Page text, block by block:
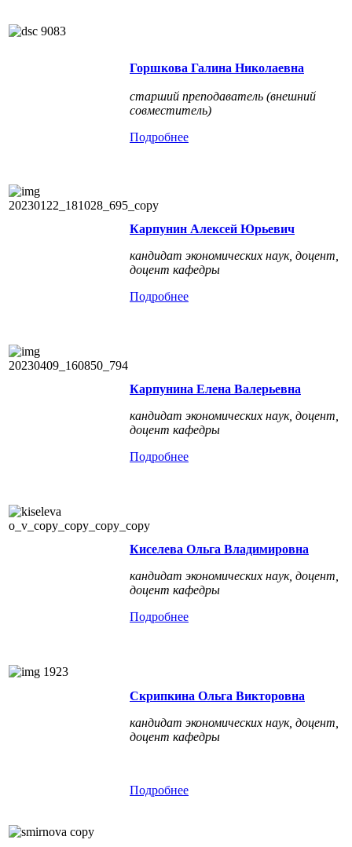
Горшкова Галина Николаевна
старший преподаватель (внешний
совместитель)
Подробнее
Карпунин Алексей Юрьевич
кандидат экономических наук, доцент,
доцент кафедры
Подробнее
Карпунина Елена Валерьевна
кандидат экономических наук, доцент,
доцент кафедры
Подробнее
Киселева Ольга Владимировна
кандидат экономических наук, доцент,
доцент кафедры
Подробнее
Скрипкина Ольга Викторовна
кандидат экономических наук, доцент,
доцент кафедры
Подробнее